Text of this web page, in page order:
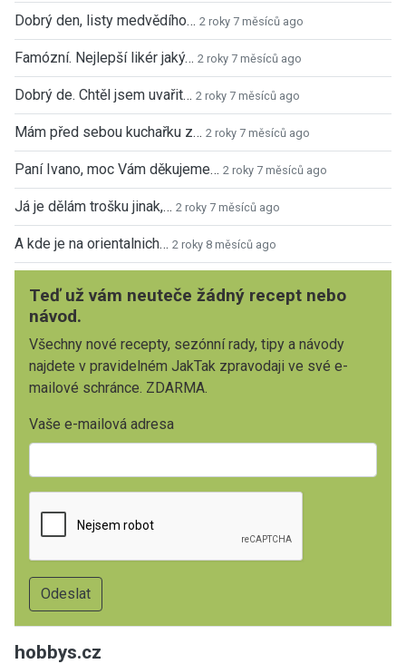
Dobrý den, listy medvědího… 2 roky 7 měsíců ago
Famózní. Nejlepší likér jaký… 2 roky 7 měsíců ago
Dobrý de. Chtěl jsem uvařit… 2 roky 7 měsíců ago
Mám před sebou kuchařku z… 2 roky 7 měsíců ago
Paní Ivano, moc Vám děkujeme… 2 roky 7 měsíců ago
Já je dělám trošku jinak,… 2 roky 7 měsíců ago
A kde je na orientalnich… 2 roky 8 měsíců ago
Teď už vám neuteče žádný recept nebo
návod.
Všechny nové recepty, sezónní rady, tipy a návody
najdete v pravidelném JakTak zpravodaji ve své e-
mailové schránce. ZDARMA.
Vaše e-mailová adresa
hobbys.cz